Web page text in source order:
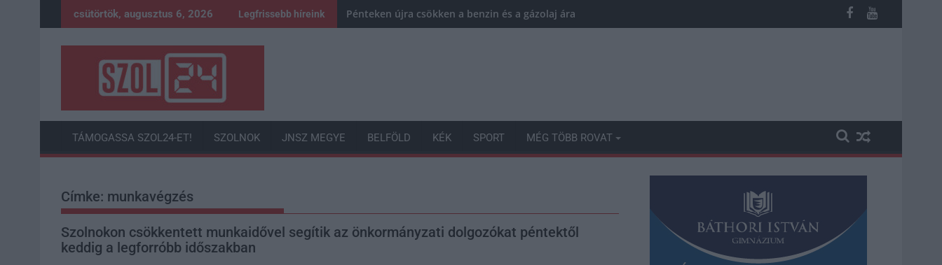
to
csütörtök, augusztus 6, 2026 Legfrissebb híreink Pénteken újra csökken a benzin és a gázolaj ára is
TÁMOGASSA SZOL24-ET! SZOLNOK JNSZ MEGYE BELFÖLD KÉK SPORT MÉG TÖBB ROVAT
Címke: munkavégzés
Szolnokon csökkentett munkaidővel segítik az önkormányzati dolgozókat péntektől
keddig a legforróbb időszakban